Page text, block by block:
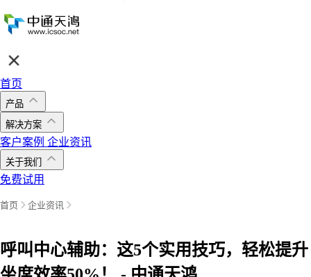
首页
产品
解决方案
客户案例 企业资讯
关于我们
免费试用
首页 企业资讯
呼叫中心辅助：这5个实用技巧，轻松提升